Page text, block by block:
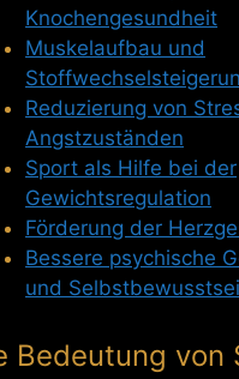
Knochengesundheit
Muskelaufbau und
Reduzierung von
Angstzuständen
Sport als Hilfe bei der
Gewichtsregulation
Förderung der
Bessere psychische
und
Bedeutung von